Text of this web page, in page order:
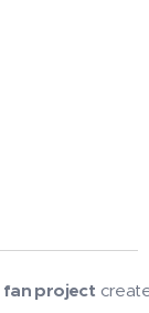
fan project